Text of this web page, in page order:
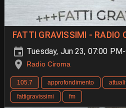
FATTI GRAVISSIMI - RADIO
Tuesday, Jun 23, 07:00
Radio Ciroma
105.7 approfondimento
fattigravissimi
fm